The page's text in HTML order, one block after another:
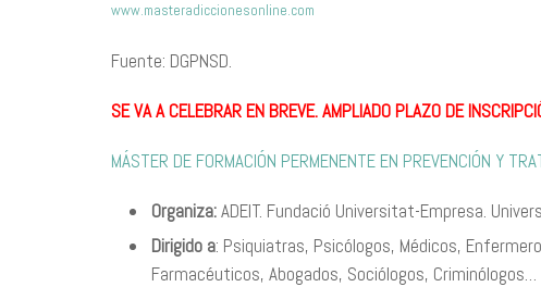
www.masteradiccionesonline.com
Fuente: DGPNSD.
SE VA A CELEBRAR EN BREVE.AMPLIADO PLAZO DE
MÁSTER DE FORMACIÓN PERMENENTE EN PREVENCIÓN Y
Organiza:ADEIT. Fundació Universitat-Empresa.
Dirigido a: Psiquiatras, Psicólogos, Médicos,
Farmacéuticos, Abogados, Sociólogos, Criminólogos…